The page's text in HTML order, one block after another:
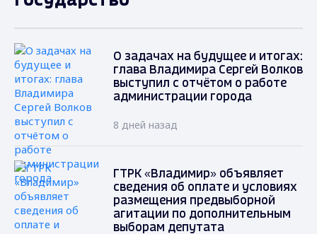
О задачах на будущее и итогах:
глава Владимира Сергей Волков
выступил с отчётом о работе
администрации города
8 дней назад
ГТРК «Владимир» объявляет
сведения об оплате и условиях
размещения предвыборной
агитации по дополнительным
выборам депутата